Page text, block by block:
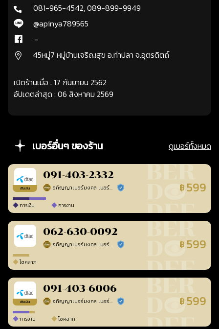
081-965-4542,089-899-9949
@apinya789565
-
45หมู่7 หมู่บ้านเจริญสุข อ.ท่าปลา จ.อุตรดิตถ์
เปิดร้านเมื่อ : 17 กันยายน 2562
อัปเดตล่าสุด : 06 สิงหาคม 2569
เบอร์อื่นๆ ของร้าน ดูเบอร์ทั้งหมด
เติมเงิน
091-403-2332
อภิญญาเบอร์มงคล เบอร์สวยเลขศาสตร์ ร้านยืนยันแล้ว ฿ 599
การเงิน การงาน
062-630-0092
อภิญญาเบอร์มงคล เบอร์สวยเลขศาสตร์ ร้านยืนยันแล้ว ฿ 599
โชคลาภ
เติมเงิน
091-403-6006
อภิญญาเบอร์มงคล เบอร์สวยเลขศาสตร์ ร้านยืนยันแล้ว ฿ 599
การงาน โชคลาภ